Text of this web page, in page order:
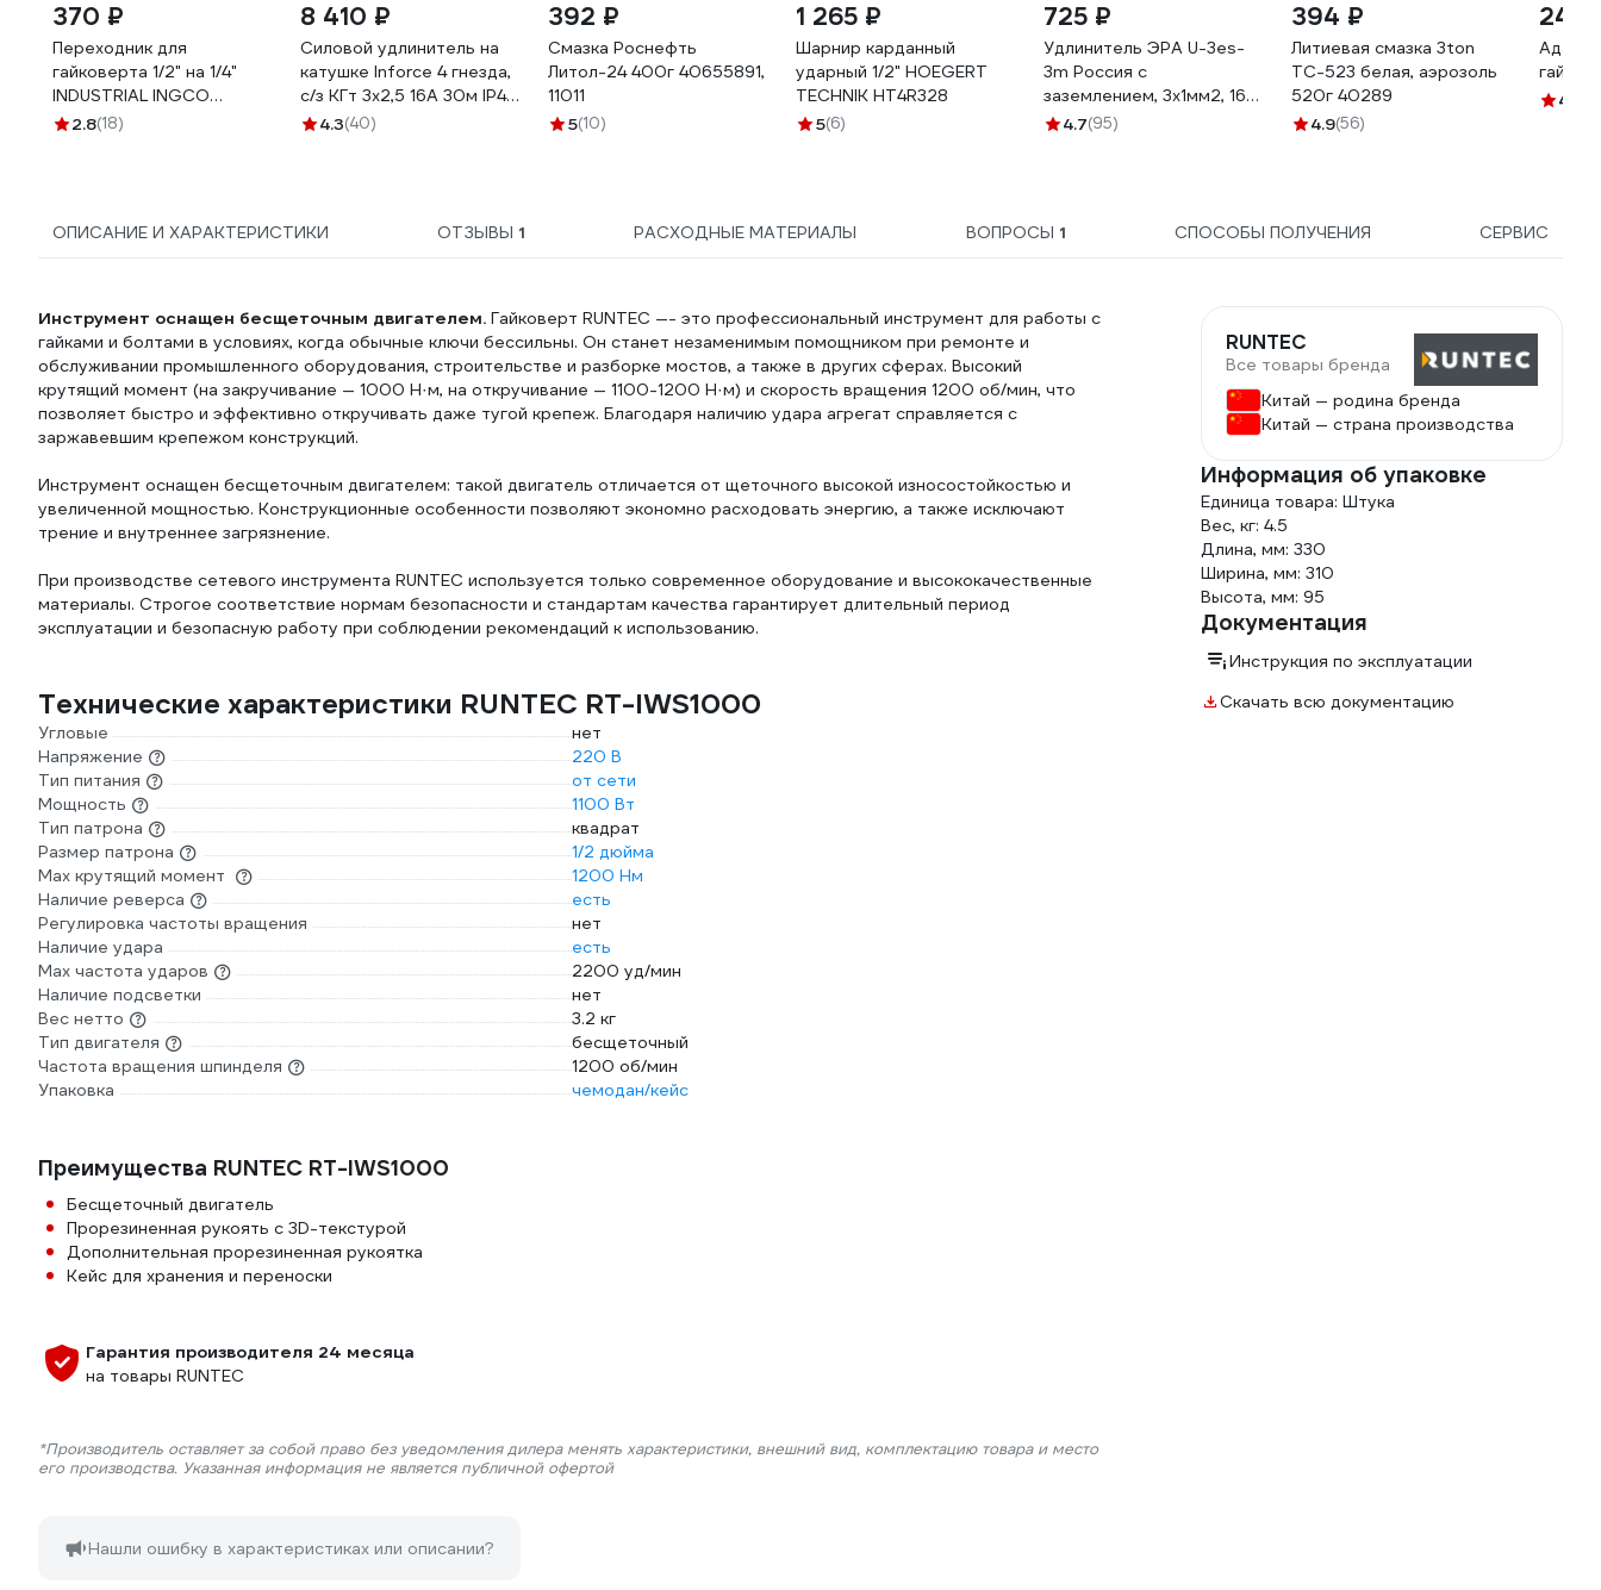
370 ₽
Переходник для
гайковерта 1/2" на 1/4"
INDUSTRIAL INGCO
ABH60501
2.8(18)
8 410 ₽
Силовой удлинитель на
катушке Inforce 4 гнезда,
с/з КГт 3х2,5 16A 30м IP44
GRANITE ZG 09-15-03
4.3(40)
392 ₽
Смазка Роснефть
Литол-24 400г 40655891,
11011
5(10)
1 265 ₽
Шарнир карданный
ударный 1/2" HOEGERT
TECHNIK HT4R328
5(6)
725 ₽
Удлинитель ЭРА U-3es-
3m Россия с
заземлением, 3x1мм2, 16A,
ПВС, с выкл, 3гн, 3м
4.7(95)
394 ₽
Литиевая смазка 3ton
ТС-523 белая, аэрозоль
520г 40289
4.9(56)
249
4.3
ОПИСАНИЕ И ХАРАКТЕРИСТИКИ ОТЗЫВЫ 1 РАСХОДНЫЕ МАТЕРИАЛЫ ВОПРОСЫ 1 СПОСОБЫ ПОЛУЧЕНИЯ СЕРВИС
Инструмент оснащен бесщеточным двигателем. Гайковерт RUNTEC —- это профессиональный инструмент для работы с
гайками и болтами в условиях, когда обычные ключи бессильны. Он станет незаменимым помощником при ремонте и
обслуживании промышленного оборудования, строительстве и разборке мостов, а также в других сферах. Высокий
крутящий момент (на закручивание — 1000 Н·м, на откручивание — 1100-1200 Н·м) и скорость вращения 1200 об/мин, что
позволяет быстро и эффективно откручивать даже тугой крепеж. Благодаря наличию удара агрегат справляется с
заржавевшим крепежом конструкций.
Инструмент оснащен бесщеточным двигателем: такой двигатель отличается от щеточного высокой износостойкостью и
увеличенной мощностью. Конструкционные особенности позволяют экономно расходовать энергию, а также исключают
трение и внутреннее загрязнение.
При производстве сетевого инструмента RUNTEC используется только современное оборудование и высококачественные
материалы. Строгое соответствие нормам безопасности и стандартам качества гарантирует длительный период
эксплуатации и безопасную работу при соблюдении рекомендаций к использованию.
Технические характеристики RUNTEC RT-IWS1000
Угловые
нет
Напряжение
220 В
Тип питания
от сети
Мощность
1100 Вт
Тип патрона
квадрат
Размер патрона
1/2 дюйма
Max крутящий момент
1200 Нм
Наличие реверса
есть
Регулировка частоты вращения
нет
Наличие удара
есть
Мах частота ударов
2200 уд/мин
Наличие подсветки
нет
Вес нетто
3.2 кг
Тип двигателя
бесщеточный
Частота вращения шпинделя
1200 об/мин
Упаковка
чемодан/кейс
Преимущества RUNTEC RT-IWS1000
Бесщеточный двигатель
Прорезиненная рукоять с 3D-текстурой
Дополнительная прорезиненная рукоятка
Кейс для хранения и переноски
Гарантия производителя 24 месяца
на товары RUNTEC
*Производитель оставляет за собой право без уведомления дилера менять характеристики, внешний вид, комплектацию товара и место
его производства. Указанная информация не является публичной офертой
Нашли ошибку в характеристиках или описании?
RUNTEC
Все товары бренда
Китай — родина бренда
Китай — страна производства
Информация об упаковке
Единица товара: Штука
Вес, кг: 4.5
Длина, мм: 330
Ширина, мм: 310
Высота, мм: 95
Документация
Инструкция по эксплуатации
Скачать всю документацию